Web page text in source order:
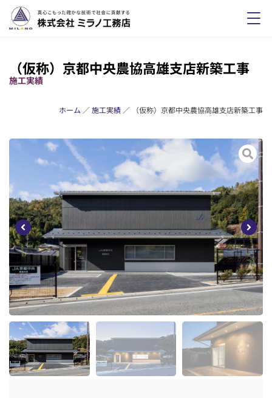
（仮称）京都中央農協高雄支店新築工事
施工実績
ホーム ／施工実績 ／ （仮称）京都中央農協高雄支店新築工事